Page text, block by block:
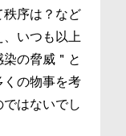
秩序は？など
いつも以上
の脅威＂と
くの物事を考
はないでし